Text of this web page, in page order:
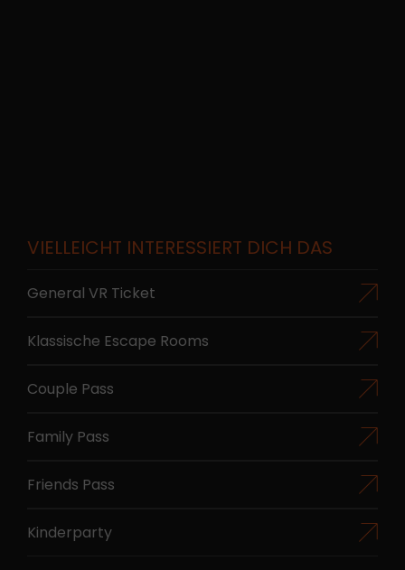
VIELLEICHT INTERESSIERT DICH DAS
General VR Ticket
Klassische Escape Rooms
Couple Pass
Family Pass
Friends Pass
Kinderparty